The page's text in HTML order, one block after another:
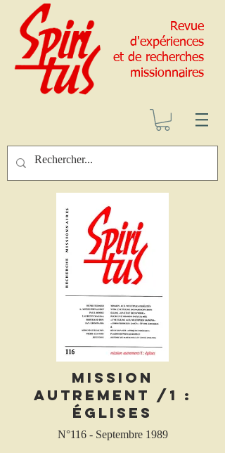
Revue
d'expériences
et de recherches
missionnaires
Mission
autrement /1 :
Églises
N°116 - Septembre 1989